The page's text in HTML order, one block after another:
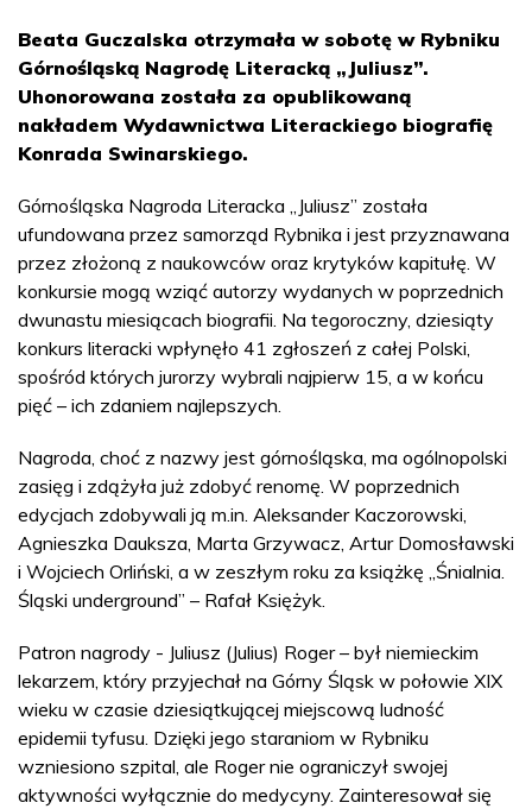
Beata Guczalska otrzymała w sobotę w Rybniku
Górnośląską Nagrodę Literacką „Juliusz”.
Uhonorowana została za opublikowaną
nakładem Wydawnictwa Literackiego biografię
Konrada Swinarskiego.
Górnośląska Nagroda Literacka „Juliusz” została
ufundowana przez samorząd Rybnika i jest przyznawana
przez złożoną z naukowców oraz krytyków kapitułę. W
konkursie mogą wziąć autorzy wydanych w poprzednich
dwunastu miesiącach biografii. Na tegoroczny, dziesiąty
konkurs literacki wpłynęło 41 zgłoszeń z całej Polski,
spośród których jurorzy wybrali najpierw 15, a w końcu
pięć – ich zdaniem najlepszych.
Nagroda, choć z nazwy jest górnośląska, ma ogólnopolski
zasięg i zdążyła już zdobyć renomę. W poprzednich
edycjach zdobywali ją m.in. Aleksander Kaczorowski,
Agnieszka Dauksza, Marta Grzywacz, Artur Domosławski
i Wojciech Orliński, a w zeszłym roku za książkę „Śnialnia.
Śląski underground” – Rafał Księżyk.
Patron nagrody - Juliusz (Julius) Roger – był niemieckim
lekarzem, który przyjechał na Górny Śląsk w połowie XIX
wieku w czasie dziesiątkującej miejscową ludność
epidemii tyfusu. Dzięki jego staraniom w Rybniku
wzniesiono szpital, ale Roger nie ograniczył swojej
aktywności wyłącznie do medycyny. Zainteresował się